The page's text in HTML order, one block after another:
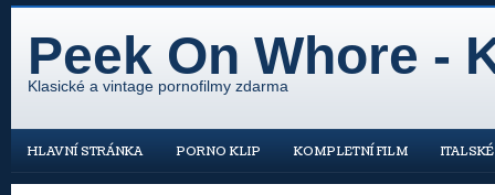
Peek On Whore -
Klasické a vintage pornofilmy zdarma
HLAVNÍ STRÁNKA PORNO KLIP KOMPLETNÍ FILM